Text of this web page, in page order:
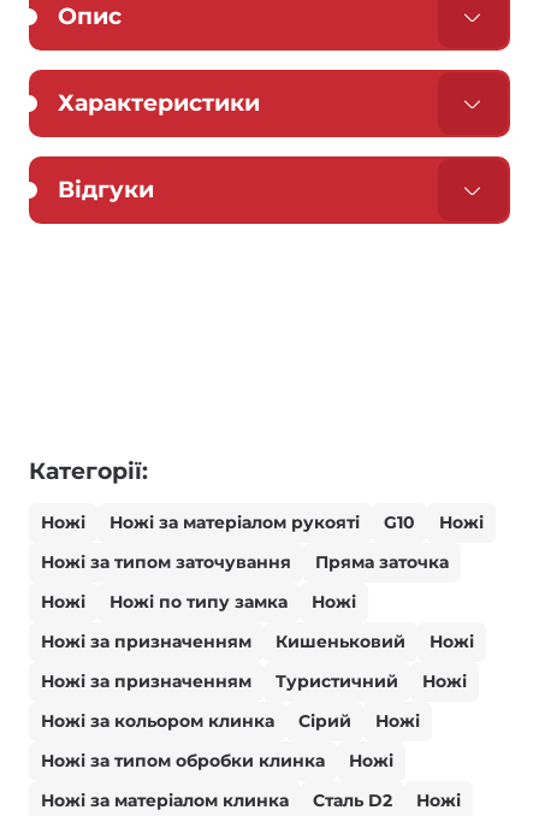
Опис
Характеристики
Відгуки
Категорії:
Ножі Ножі за матеріалом рукояті G10
Ножі
Ножі за типом заточування
Пряма заточка
Ножі
Ножі по типу замка
Ножі
Ножі за призначенням
Кишеньковий
Ножі
Ножі за призначенням
Туристичний
Ножі
Ножі за кольором клинка
Сірий
Ножі
Ножі за типом обробки клинка
Ножі
Ножі за матеріалом клинка
Сталь D2
Ножі